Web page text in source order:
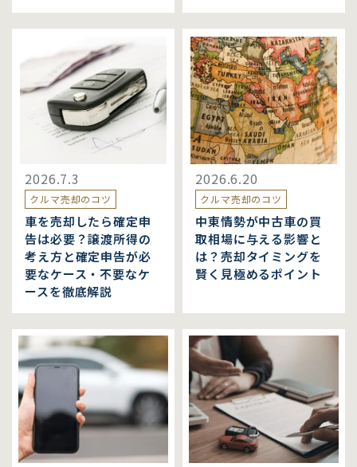
2026.7.3
クルマ売却のコツ
車を売却したら確定申
告は必要？譲渡所得の
考え方と確定申告が必
要なケース・不要なケ
ースを徹底解説
2026.6.20
クルマ売却のコツ
中東情勢が中古車の買
取相場に与える影響と
は？売却タイミングを
賢く見極めるポイント